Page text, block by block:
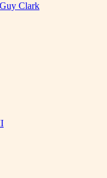
Clark